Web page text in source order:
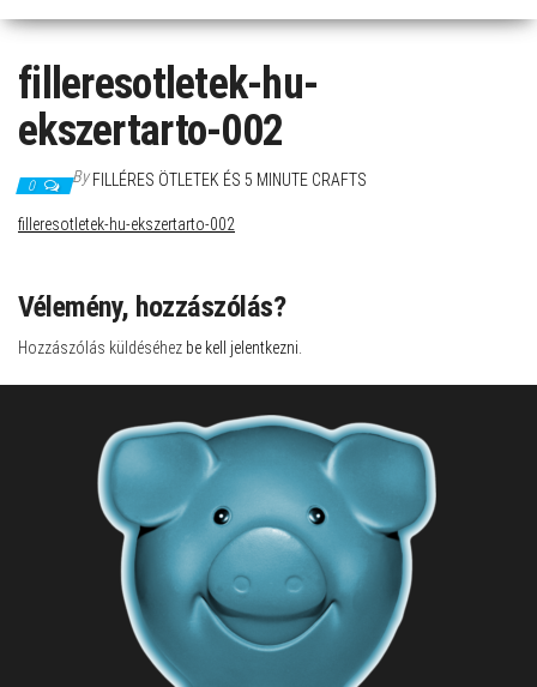
filleresotletek-hu-
ekszertarto-002
0 By FILLÉRES ÖTLETEK ÉS 5 MINUTE CRAFTS
filleresotletek-hu-ekszertarto-002
Vélemény, hozzászólás?
Hozzászólás küldéséhez be kell jelentkezni.